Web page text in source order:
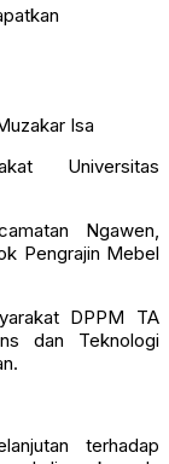
Isa
Universitas
Ngawen,
Pengrajin Mebel
DPPM TA
dan Teknologi
terhadap